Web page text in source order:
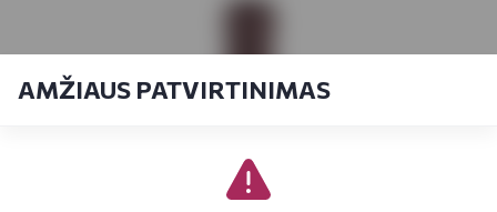
AMŽIAUS PATVIRTINIMAS